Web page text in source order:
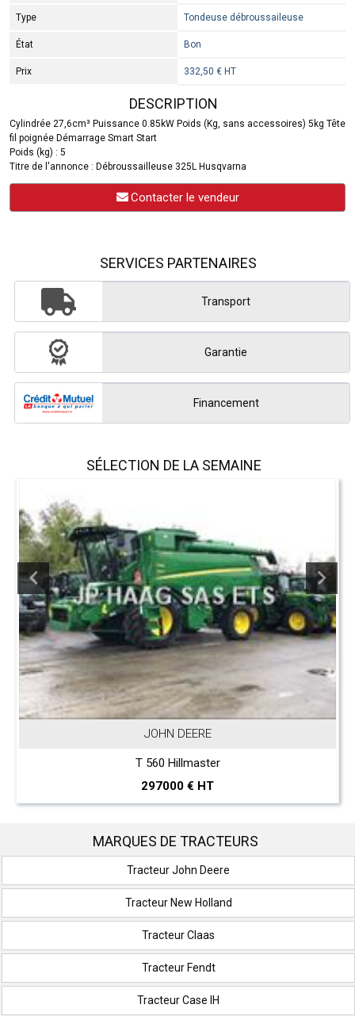
Type Tondeuse débroussaileuse
État Bon
Prix 332,50 € HT
DESCRIPTION
Cylindrée 27,6cm³ Puissance 0.85kW Poids (Kg, sans accessoires) 5kg Tête
fil poignée Démarrage Smart Start
Poids (kg) : 5
Titre de l'annonce : Débroussailleuse 325L Husqvarna
Contacter le vendeur
SERVICES PARTENAIRES
Transport
Garantie
Financement
SÉLECTION DE LA SEMAINE
JOHN DEERE
T 560 Hillmaster
297000 € HT
MARQUES DE TRACTEURS
Tracteur John Deere
Tracteur New Holland
Tracteur Claas
Tracteur Fendt
Tracteur Case IH